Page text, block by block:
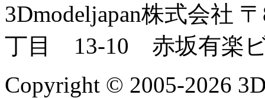
3Dmodeljapan株式会社
丁目 13-10 赤坂有楽
Copyright © 2005-2026